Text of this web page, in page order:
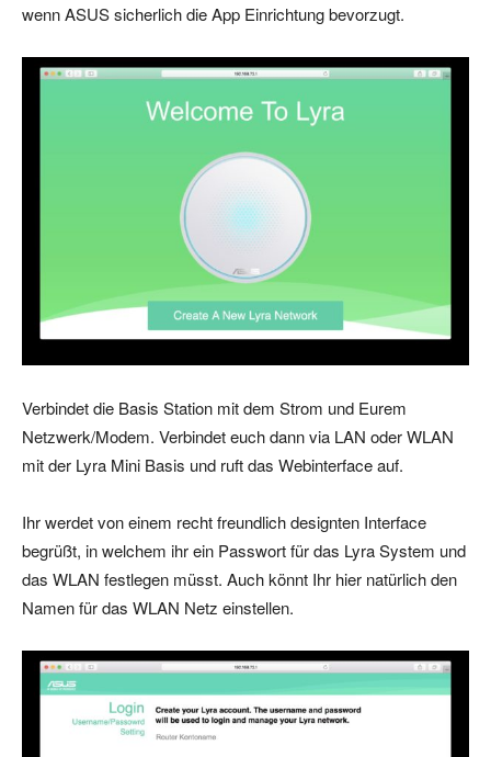
wenn ASUS sicherlich die App Einrichtung bevorzugt.
Verbindet die Basis Station mit dem Strom und Eurem
Netzwerk/Modem. Verbindet euch dann via LAN oder WLAN
mit der Lyra Mini Basis und ruft das Webinterface auf.
Ihr werdet von einem recht freundlich designten Interface
begrüßt, in welchem ihr ein Passwort für das Lyra System und
das WLAN festlegen müsst. Auch könnt Ihr hier natürlich den
Namen für das WLAN Netz einstellen.